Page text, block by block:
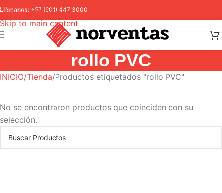
Skip to navigation
Skip to main content
Llámanos: +57 (601) 447 3000
rollo PVC
INICIO Tienda Productos etiquetados "rollo PVC"
No se encontraron productos que coinciden con su
selección.